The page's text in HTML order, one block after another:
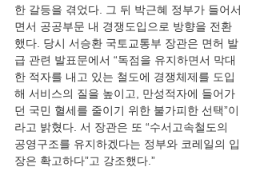
한 갈등을 겪었다. 그 뒤 박근혜 정부가 들어서
면서 공공부문 내 경쟁도입으로 방향을 전환
했다. 당시 서승환 국토교통부 장관은 면허 발
급 관련 발표문에서 “독점을 유지하면서 막대
한 적자를 내고 있는 철도에 경쟁체제를 도입
해 서비스의 질을 높이고, 만성적자에 들어가
던 국민 혈세를 줄이기 위한 불가피한 선택”이
라고 밝혔다. 서 장관은 또 “수서고속철도의
공영구조를 유지하겠다는 정부와 코레일의 입
장은 확고하다”고 강조했다.”